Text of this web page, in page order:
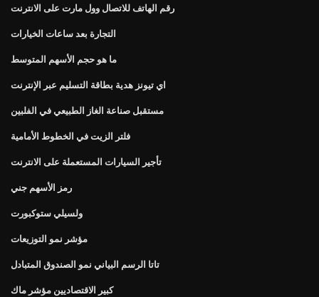
رقم الهاتف للاتصال وول مارت على الانترنت
التجارة بعد ساعات الخيارات
ما هو حجم الأسهم المتوسط
اي تيونز هدية بطاقة التسليم عبر الإنترنت
مستقبل صناعة الغاز الطبيعي في الفلبين
فلتر الزيت في الخطوط الأمامية
تأجير السيارات المستعملة على الانترنت
رمز الأسهم جني
ولسيلي ستوكبورت
مؤشر نمو التوزيعات
تاتا الرسم البياني نمو الصندوق المتبادل
كبير الاقتصاديين مؤشر ماك